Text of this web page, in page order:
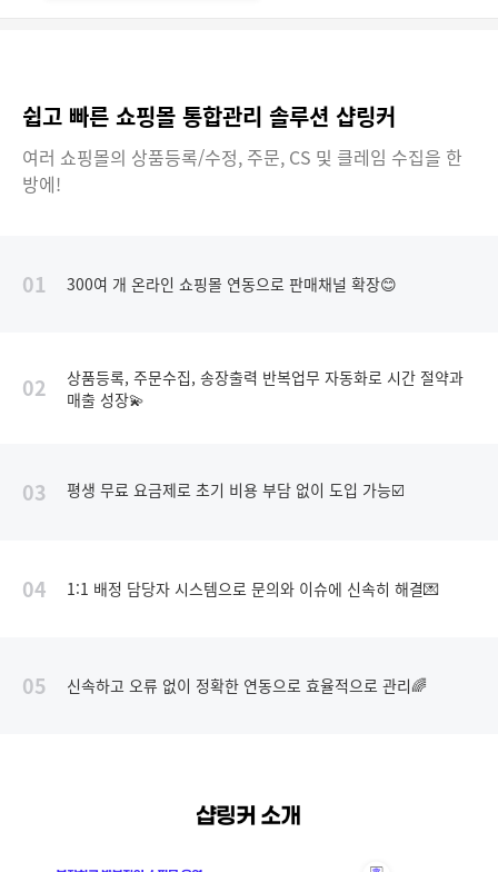
쉽고 빠른 쇼핑몰 통합관리 솔루션 샵링커
여러 쇼핑몰의 상품등록/수정, 주문, CS 및 클레임 수집을 한
방에!
01 300여 개 온라인 쇼핑몰 연동으로 판매채널 확장😊
02
상품등록, 주문수집, 송장출력 반복업무 자동화로 시간 절약과
매출 성장💫
03 평생 무료 요금제로 초기 비용 부담 없이 도입 가능☑️
04 1:1 배정 담당자 시스템으로 문의와 이슈에 신속히 해결💌
05 신속하고 오류 없이 정확한 연동으로 효율적으로 관리🌈